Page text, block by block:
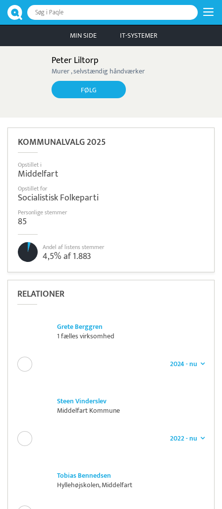
Søg i Paqle
MIN SIDE IT-SYSTEMER
Peter Liltorp
Murer , selvstændig håndværker
FØLG
KOMMUNALVALG 2025
Opstillet i
Middelfart
Opstillet for
Socialistisk Folkeparti
Personlige stemmer
85
Andel af listens stemmer
4,5% af 1.883
RELATIONER
Grete Berggren
1 fælles virksomhed
2024 - nu
Steen Vinderslev
Middelfart Kommune
2022 - nu
Tobias Bennedsen
Hyllehøjskolen, Middelfart